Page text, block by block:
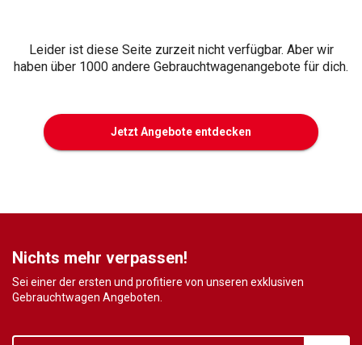
Leider ist diese Seite zurzeit nicht verfügbar. Aber wir
haben über 1000 andere Gebrauchtwagenangebote für dich.
Jetzt Angebote entdecken
Nichts mehr verpassen!
Sei einer der ersten und profitiere von unseren exklusiven
Gebrauchtwagen Angeboten.